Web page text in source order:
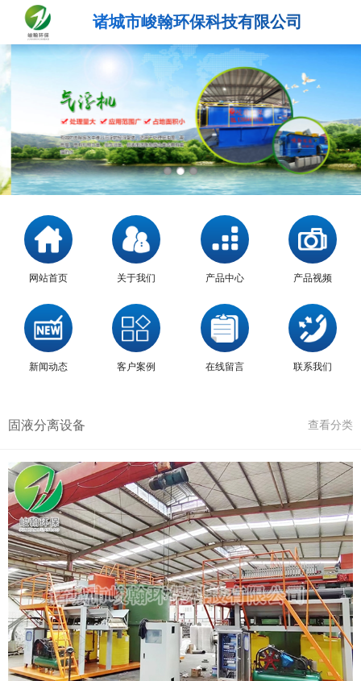
诸城市峻翰环保科技有限公司
网站首页 关于我们 产品中心 产品视频
新闻动态 客户案例 在线留言 联系我们
固液分离设备 查看分类